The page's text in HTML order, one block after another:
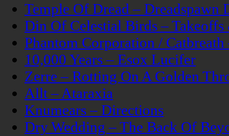
Temple Of Dread – Dreadspawn
Din Of Celestial Birds –
Phantom Corporation /
10,000 Years – Esox Lucifer
Zerre – Rotting On A Golden
Allt – Ataraxia
Knumears – Directions
Dry Wedding – The Back Of